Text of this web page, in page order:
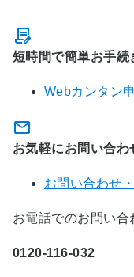
短時間で簡単お手続
Webカンタン
お気軽にお問い合わ
お問い合わせ
お電話でのお問い合
0120-116-032